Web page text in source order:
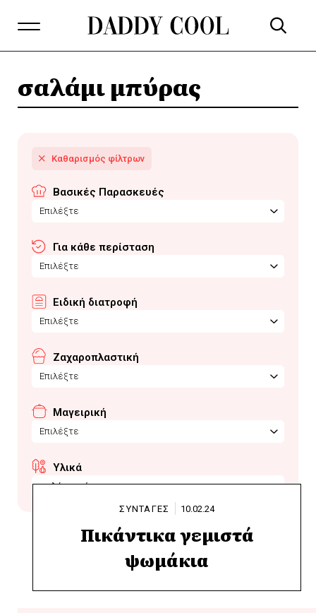
σαλάμι μπύρας
Βασικές Παρασκευές
Επιλέξτε
Για κάθε περίσταση
Επιλέξτε
Ειδική διατροφή
Επιλέξτε
Ζαχαροπλαστική
Επιλέξτε
Μαγειρική
Επιλέξτε
Υλικά
σαλάμι μπύρας
ΣΥΝΤΑΓΕΣ 10.02.24
Πικάντικα γεμιστά
ψωμάκια